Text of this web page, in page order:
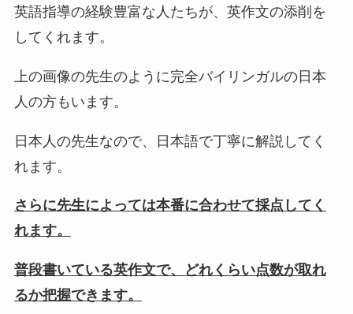
英語指導の経験豊富な人たちが、英作文の添削を
してくれます。
上の画像の先生のように完全バイリンガルの日本
人の方もいます。
日本人の先生なので、日本語で丁寧に解説してく
れます。
さらに先生によっては本番に合わせて採点してく
れます。
普段書いている英作文で、どれくらい点数が取れ
るか把握できます。